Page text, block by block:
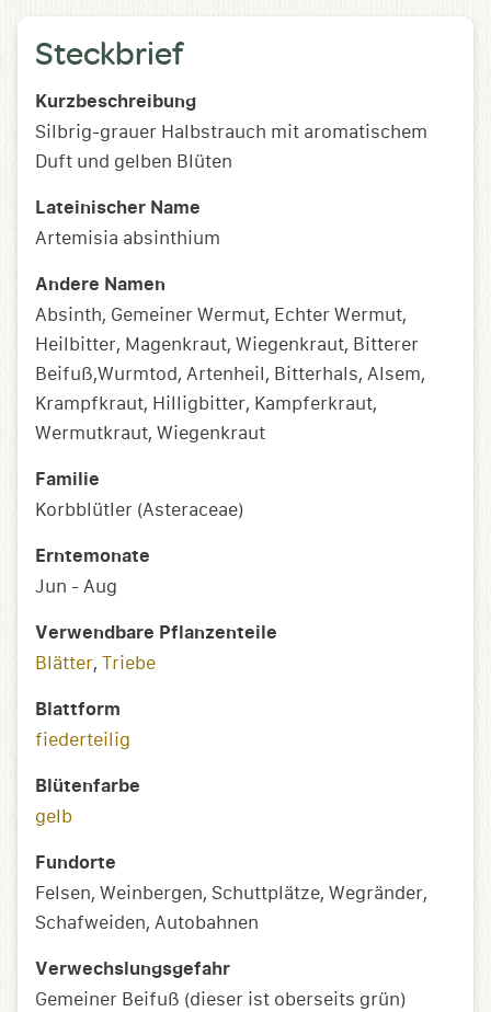
Steckbrief
Kurzbeschreibung
Silbrig-grauer Halbstrauch mit aromatischem
Duft und gelben Blüten
Lateinischer Name
Artemisia absinthium
Andere Namen
Absinth, Gemeiner Wermut, Echter Wermut,
Heilbitter, Magenkraut, Wiegenkraut, Bitterer
Beifuß,Wurmtod, Artenheil, Bitterhals, Alsem,
Krampfkraut, Hilligbitter, Kampferkraut,
Wermutkraut, Wiegenkraut
Familie
Korbblütler (Asteraceae)
Erntemonate
Jun - Aug
Verwendbare Pflanzenteile
Blätter, Triebe
Blattform
fiederteilig
Blütenfarbe
gelb
Fundorte
Felsen, Weinbergen, Schuttplätze, Wegränder,
Schafweiden, Autobahnen
Verwechslungsgefahr
Gemeiner Beifuß (dieser ist oberseits grün)